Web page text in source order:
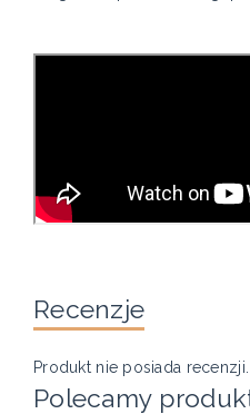
Recenzje
Produkt nie posiada recenzji.
Polecamy